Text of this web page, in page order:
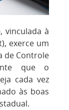
vinculada à
exerce um
de Controle
que o
cada vez
às boas